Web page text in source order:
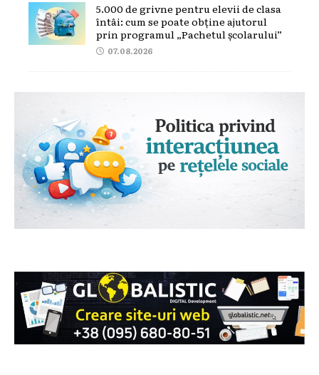
5.000 de grivne pentru elevii de clasa
întâi: cum se poate obține ajutorul
prin programul „Pachetul școlarului”
07.08.2026